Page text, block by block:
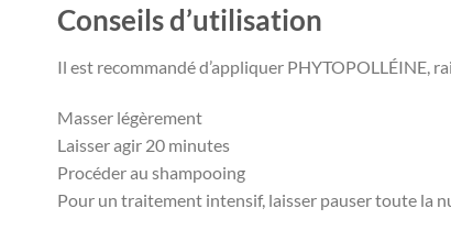
Conseils d’utilisation
Il est recommandé d’appliquer PHYTOPOLLÉINE,
Masser légèrement
Laisser agir 20 minutes
Procéder au shampooing
Pour un traitement intensif, laisser pauser toute la